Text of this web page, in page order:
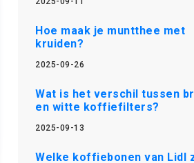
Hoe maak je muntthee met
kruiden?
2025-09-26
Wat is het verschil tussen
en witte koffiefilters?
2025-09-13
Welke koffiebonen van Lidl